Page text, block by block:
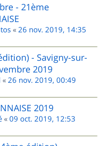
- 21ème
« 26 nov. 2019, 14:35
- Savigny-sur-
2019
« 26 nov. 2019, 00:49
2019
« 09 oct. 2019, 12:53